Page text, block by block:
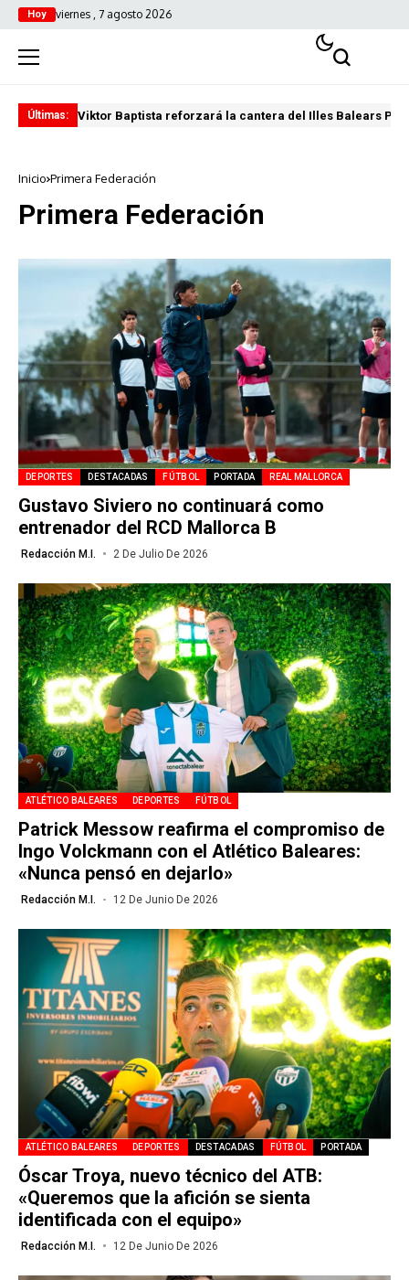
Hoy viernes , 7 agosto 2026
Últimas: Viktor Baptista reforzará la cantera del Illes Balears
Inicio Primera Federación
Primera Federación
DEPORTES DESTACADAS FÚTBOL PORTADA REAL MALLORCA
Gustavo Siviero no continuará como
entrenador del RCD Mallorca B
Redacción M.I. 2 De Julio De 2026
ATLÉTICO BALEARES DEPORTES FÚTBOL
Patrick Messow reafirma el compromiso de
Ingo Volckmann con el Atlético Baleares:
«Nunca pensó en dejarlo»
Redacción M.I. 12 De Junio De 2026
ATLÉTICO BALEARES DEPORTES DESTACADAS FÚTBOL PORTADA
Óscar Troya, nuevo técnico del ATB:
«Queremos que la afición se sienta
identificada con el equipo»
Redacción M.I. 12 De Junio De 2026